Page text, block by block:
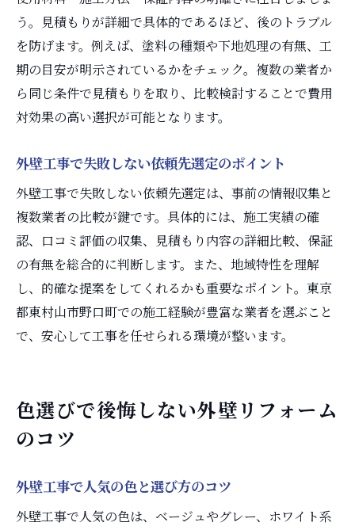
う。見積もりが詳細で具体的であるほど、後のトラブル
を防げます。例えば、塗料の種類や下地処理の有無、工
期の目安が明示されているかをチェック。複数の業者か
ら同じ条件で見積もりを取り、比較検討することで費用
対効果の高い選択が可能となります。
外壁工事で失敗しない依頼先選定のポイント
外壁工事で失敗しない依頼先選定は、事前の情報収集と
複数業者の比較が鍵です。具体的には、施工実績の確
認、口コミ評価の収集、見積もり内容の詳細比較、保証
の有無を総合的に判断します。また、地域特性を理解
し、的確な提案をしてくれるかも重要なポイント。東京
都東村山市野口町での施工経験が豊富な業者を選ぶこと
で、安心して工事を任せられる環境が整います。
色選びで後悔しない外壁リフォーム
のコツ
外壁工事で人気の色と選び方のコツ
外壁工事で人気の色は、ベージュやグレー、ホワイト系